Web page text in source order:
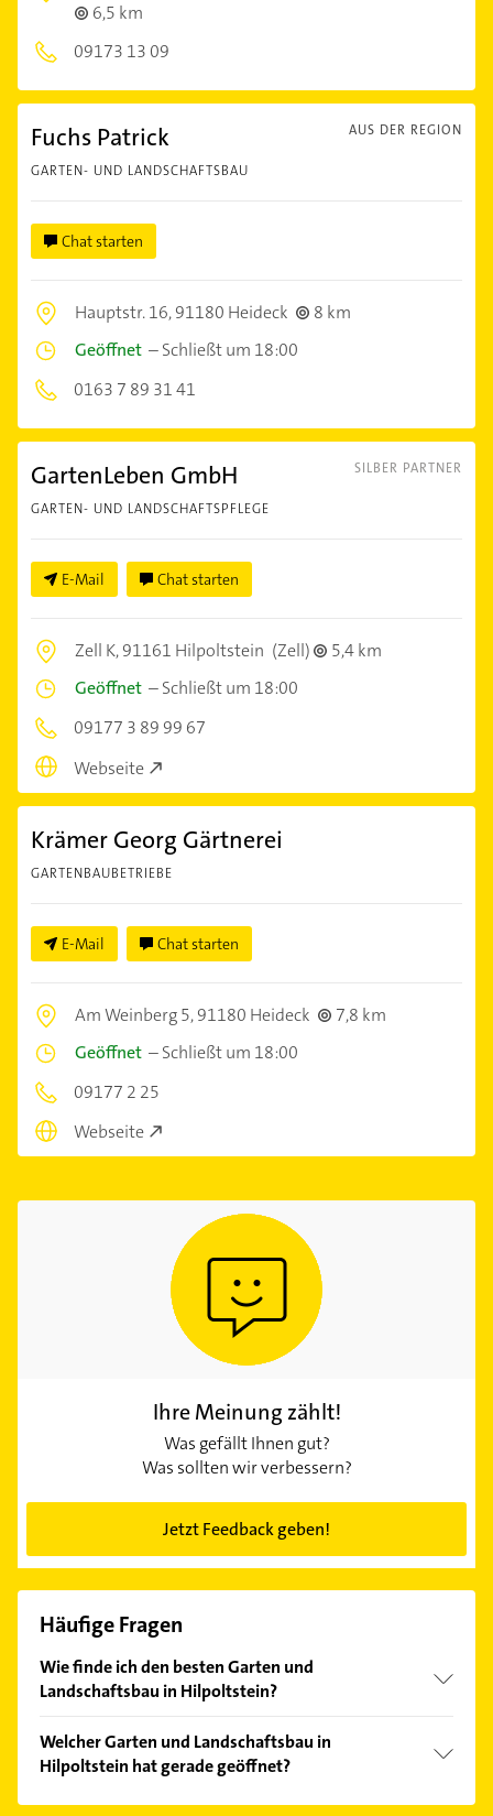
6,5 km
09173 13 09
AUS DER REGION
Fuchs Patrick
GARTEN- UND LANDSCHAFTSBAU
Chat starten
Hauptstr. 16,91180 Heideck
8 km
Geöffnet –Schließt um 18:00
0163 7 89 31 41
SILBER PARTNER
GartenLeben GmbH
GARTEN- UND LANDSCHAFTSPFLEGE
E-Mail Chat starten
Zell K,91161 Hilpoltstein (Zell)
5,4 km
Geöffnet –Schließt um 18:00
09177 3 89 99 67
Webseite
Krämer Georg Gärtnerei
GARTENBAUBETRIEBE
E-Mail Chat starten
Am Weinberg 5,91180 Heideck
7,8 km
Geöffnet –Schließt um 18:00
09177 2 25
Webseite
Ihre Meinung zählt!
Was gefällt Ihnen gut?
Was sollten wir verbessern?
Jetzt Feedback geben!
Häufige Fragen
Wie finde ich den besten Garten und
Landschaftsbau in Hilpoltstein?
Kundenmeinungen und profitieren Sie von den
Empfehlungen. Die Suchergebnisse können Sie sich
einfach nachBewertungensortiert anzeigen lassen.
Welcher Garten und Landschaftsbau in
Hilpoltstein hat gerade geöffnet?
Im Anbieter-Bereich finden Sie alleÖffnungszeiten.